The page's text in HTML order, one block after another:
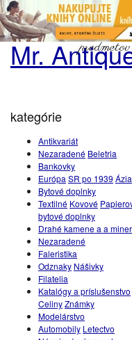
Mr. predmetov
kategórie
Antikvariát
Nezaradené Beletria
Bankovky
Európa SR po 1939 Ázia
Bytové doplnky
Textilné Kovové
bytové doplnky
Drahé kamene a a
Nezaradené
Faleristika
Odznaky Nášivky
Filatelia
Katalógy a príslušenstvo
CelinyZnámky
Modelárstvo
Automobily Letectvo